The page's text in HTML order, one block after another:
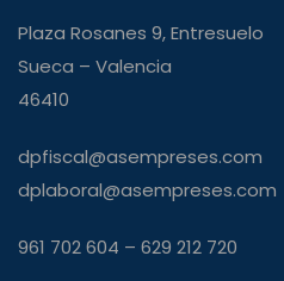
Plaza Rosanes 9, Entresuelo
Sueca – Valencia
46410
dpfiscal@asempreses.com
dplaboral@asempreses.com
961 702 604 – 629 212 720